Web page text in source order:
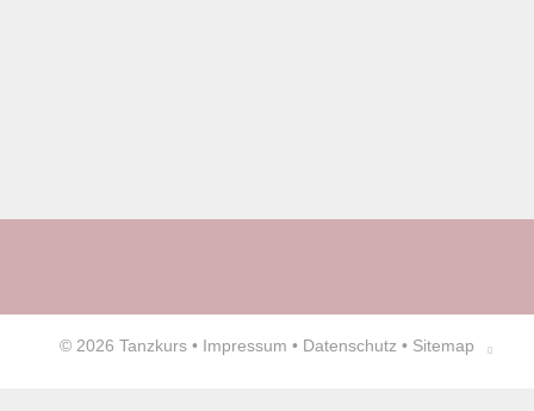
© 2026 Tanzkurs • Impressum • Datenschutz • Sitemap